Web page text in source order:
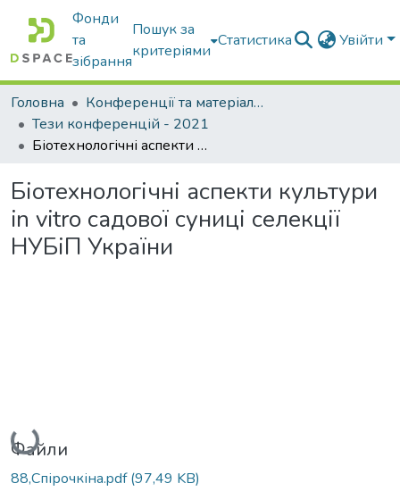
Фонди
та
зібрання
Пошук за
критеріями
Статистика Увійти
Головна
Конференції та матеріали конференцій
Тези конференцій - 2021
Біотехнологічні аспекти культури in vitro садової суниці селекції НУБіП України
Біотехнологічні аспекти культури
in vitro садової суниці селекції
НУБіП України
Вантажиться...
Файли
88,Спірочкіна.pdf(97,49 KB)